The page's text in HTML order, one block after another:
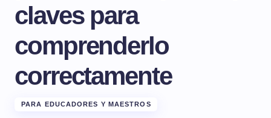
claves para
comprenderlo
correctamente
PARA EDUCADORES Y MAESTROS